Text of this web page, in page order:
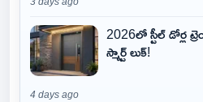
2026లో స్టీల్ డోర్ల
స్మార్ట్ లుక్!
4 days ago